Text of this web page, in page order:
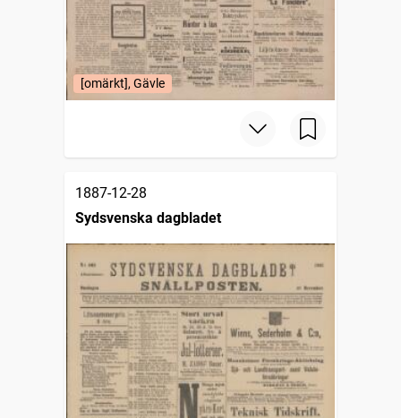
[omärkt], Gävle
1887-12-28
Sydsvenska dagbladet